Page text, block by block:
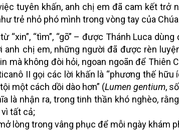
tuyên khấn, anh chị em đã cam kết trở
trẻ nhỏ phó mình trong vòng tay của Chúa
“xin”, “tìm”, “gõ” – được Thánh Luca
anh chị em, những người đã được rèn
mà không đòi hỏi, ngoan ngoãn để Thiên
II gọi các lời khấn là “phương thế
một cách dồi dào hơn” (Lumen gentium,
là nhận ra, trong tinh thần khó nghèo,
tất cả;
lòng trong vâng phục để mỗi ngày khám